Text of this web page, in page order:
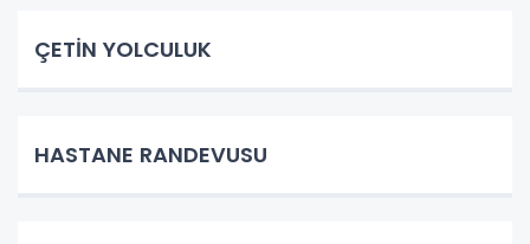
ÇETİN YOLCULUK
HASTANE RANDEVUSU